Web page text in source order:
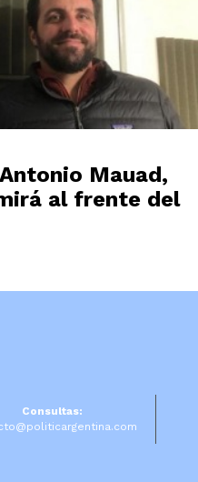
Mauad,
al frente del
Consultas: